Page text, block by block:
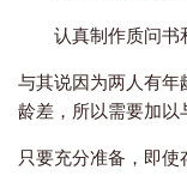
认真制作质问书
与其说因为两人有年
龄差，所以需要加以
只要充分准备，即使